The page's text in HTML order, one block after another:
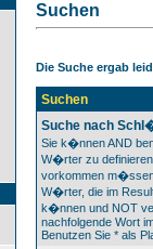
Suchen
Die Suche ergab
Suchen
Suche nach
Sie k�nnen AND
W�rter zu
vorkommen
W�rter, die im
k�nnen und NOT
nachfolgende Wort
Benutzen Sie * als